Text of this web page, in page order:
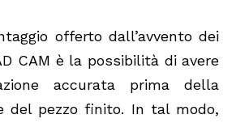
offerto dall’avvento dei
CAM è la possibilità di avere
accurata prima della
del pezzo finito. In tal modo,